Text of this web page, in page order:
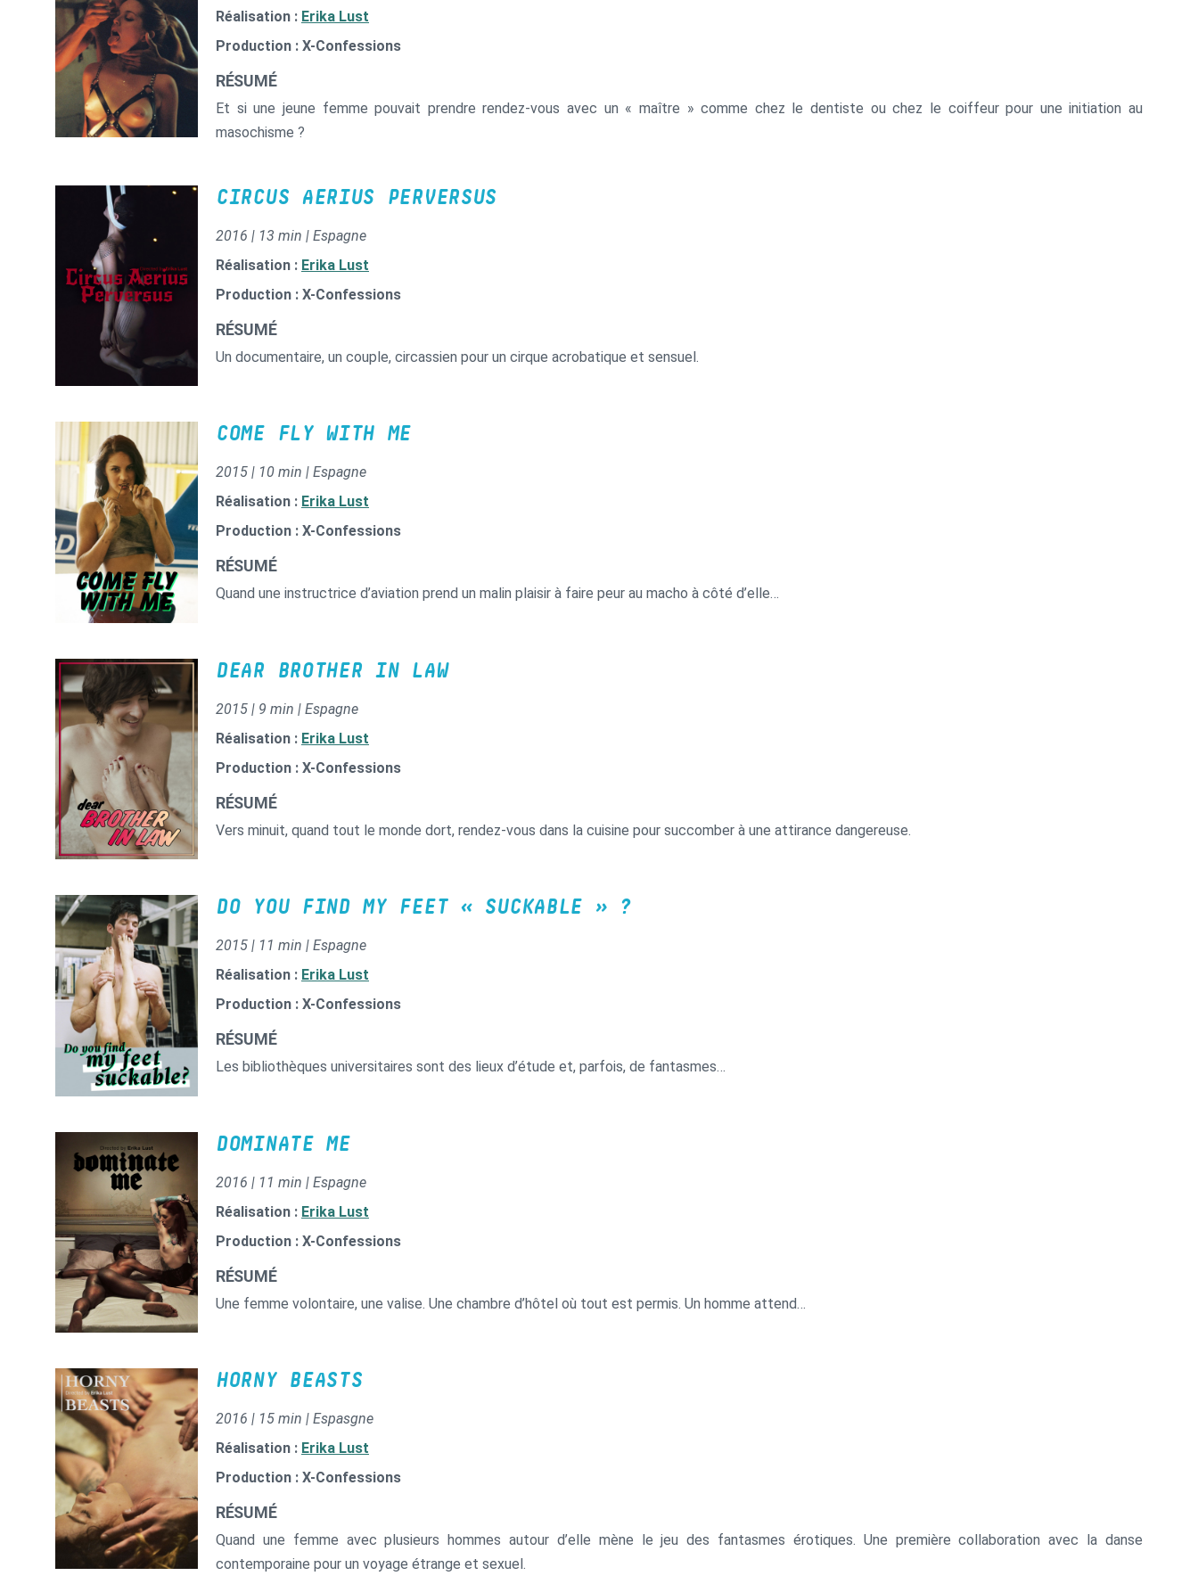
Réalisation : Erika Lust
Production : X-Confessions
RÉSUMÉ
Et si une jeune femme pouvait prendre rendez-vous avec un « maître » comme chez le dentiste ou chez le coiffeur pour une initiation au
masochisme ?
CIRCUS AERIUS PERVERSUS
2016 | 13 min | Espagne
Réalisation : Erika Lust
Production : X-Confessions
RÉSUMÉ
Un documentaire, un couple, circassien pour un cirque acrobatique et sensuel.
COME FLY WITH ME
2015 | 10 min | Espagne
Réalisation : Erika Lust
Production : X-Confessions
RÉSUMÉ
Quand une instructrice d’aviation prend un malin plaisir à faire peur au macho à côté d’elle…
DEAR BROTHER IN LAW
2015 | 9 min | Espagne
Réalisation : Erika Lust
Production : X-Confessions
RÉSUMÉ
Vers minuit, quand tout le monde dort, rendez-vous dans la cuisine pour succomber à une attirance dangereuse.
DO YOU FIND MY FEET « SUCKABLE » ?
2015 | 11 min | Espagne
Réalisation : Erika Lust
Production : X-Confessions
RÉSUMÉ
Les bibliothèques universitaires sont des lieux d’étude et, parfois, de fantasmes…
DOMINATE ME
2016 | 11 min | Espagne
Réalisation : Erika Lust
Production : X-Confessions
RÉSUMÉ
Une femme volontaire, une valise. Une chambre d’hôtel où tout est permis. Un homme attend…
HORNY BEASTS
2016 | 15 min | Espasgne
Réalisation : Erika Lust
Production : X-Confessions
RÉSUMÉ
Quand une femme avec plusieurs hommes autour d’elle mène le jeu des fantasmes érotiques. Une première collaboration avec la danse
contemporaine pour un voyage étrange et sexuel.